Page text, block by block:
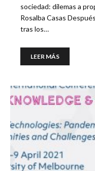
sociedad: dilemas a
Rosalba Casas
tras los…
LEER MÁS